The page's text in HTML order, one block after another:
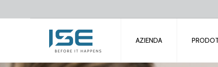
AZIENDA